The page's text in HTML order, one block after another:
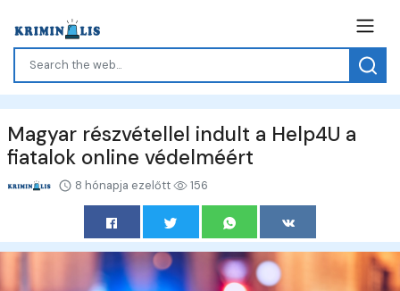
Magyar részvétellel indult a Help4U a
fiatalok online védelméért
8 hónapja ezelőtt 156